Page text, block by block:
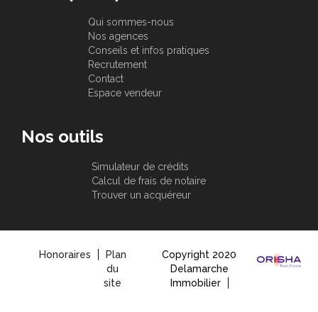
Qui sommes-nous
Nos agences
Conseils et infos pratiques
Recrutement
Contact
Espace vendeur
Nos outils
Simulateur de crédits
Calcul de frais de notaire
Trouver un acquéreur
Honoraires
Plan
du
site
Copyright 2020
Delamarche
Immobilier